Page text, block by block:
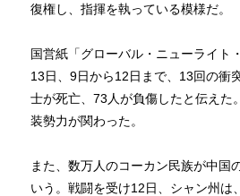
復権し、指揮を執っている模様だ。
国営紙「グローバル・ニューライト
13日、9日から12日まで、13回の衝
士が死亡、73人が負傷したと伝えた
装勢力が関わった。
また、数万人のコーカン民族が中国
いう。戦闘を受け12日、シャン州は